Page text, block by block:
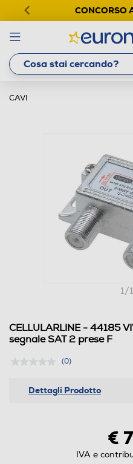
CONCORSO
CAVI
1/1
CELLULARLINE - 44185
segnale SAT 2 prese F
(0)
Dettagli Prodotto
€
IVA e